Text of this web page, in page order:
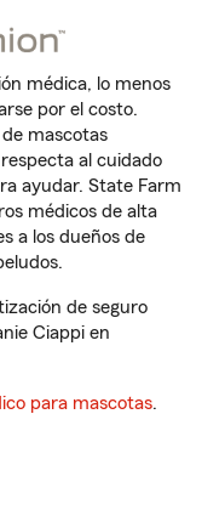
médica, lo menos
por el costo.
mascotas
al cuidado
ayudar. State Farm
médicos de alta
a los dueños de
de seguro
Ciappi en
para mascotas.